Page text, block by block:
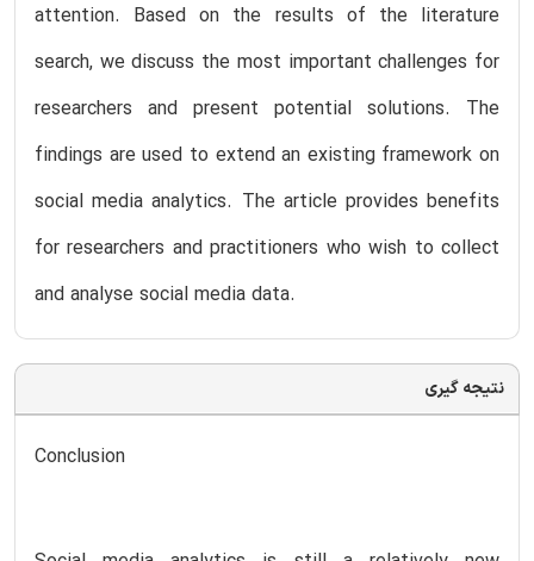
attention. Based on the results of the literature
search, we discuss the most important challenges for
researchers and present potential solutions. The
findings are used to extend an existing framework on
social media analytics. The article provides benefits
for researchers and practitioners who wish to collect
and analyse social media data.
نتیجه گیری
Conclusion